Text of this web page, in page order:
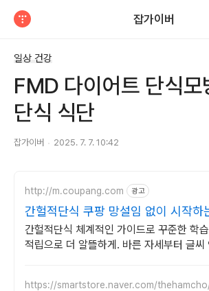
잡가이버
일상 건강
FMD 다이어트 단식모
단식 식단
잡가이버 2025. 7. 7. 10:42
http://m.coupang.com 광고
간헐적단식 쿠팡 망설임 없이 시작하
간헐적단식 체계적인 가이드로 꾸준한 학
적립으로 더 알뜰하게. 바른 자세부터 글씨
https://smartstore.naver.com/